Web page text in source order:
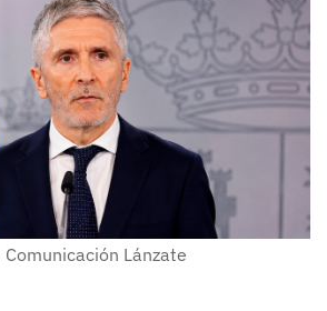
Comunicación Lánzate